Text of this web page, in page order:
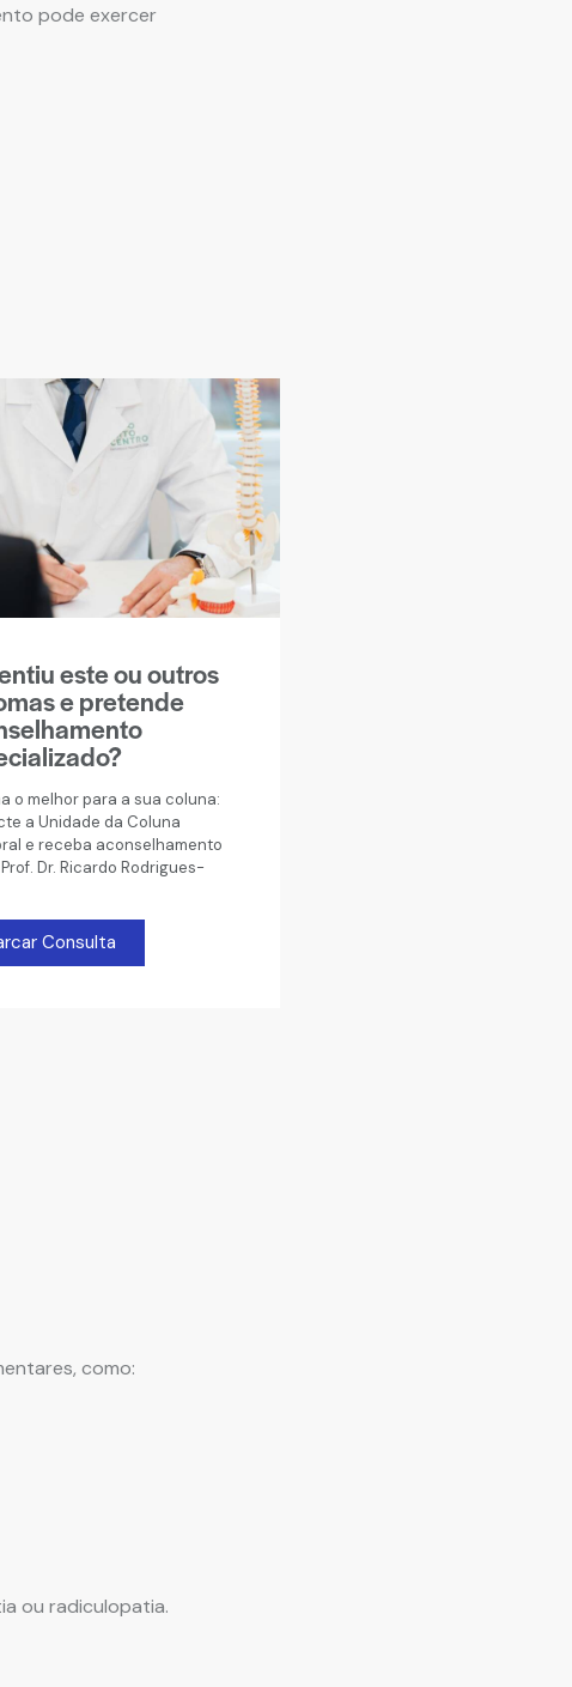
pode exercer
este ou outros
e pretende
o melhor para a sua coluna:
a Unidade da Coluna
e receba aconselhamento
Dr. Ricardo Rodrigues-
Consulta
como:
ou radiculopatia.